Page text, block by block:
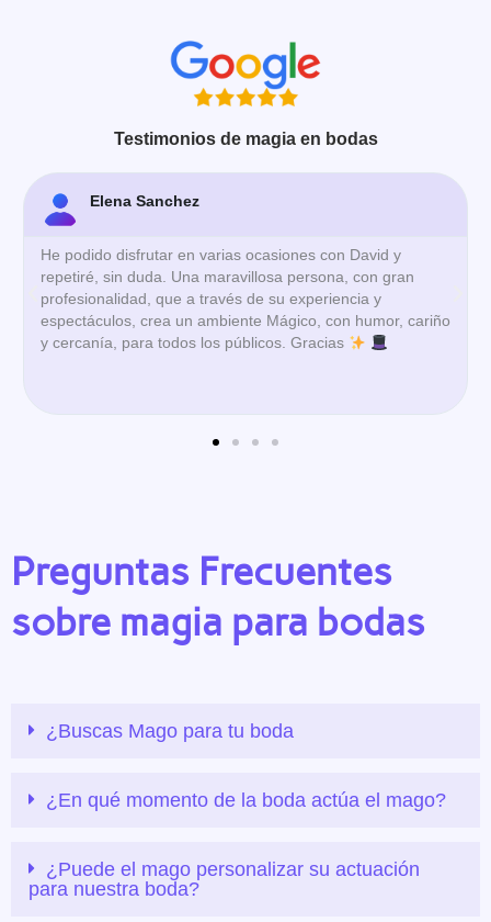
Testimonios de magia en bodas
Jorge P
Excelente espectáculo. Muy recomendable tanto para
niños como para adultos.
Preguntas Frecuentes
sobre magia para bodas
¿Buscas Mago para tu boda
¿En qué momento de la boda actúa el mago?
¿Puede el mago personalizar su actuación
para nuestra boda?